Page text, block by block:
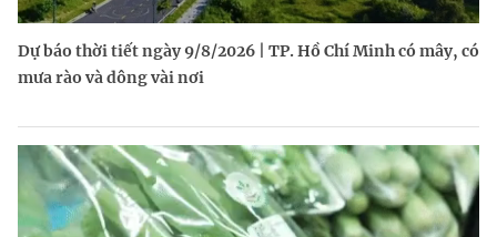
Dự báo thời tiết ngày 9/8/2026 | TP. Hồ Chí Minh có mây, có
mưa rào và dông vài nơi